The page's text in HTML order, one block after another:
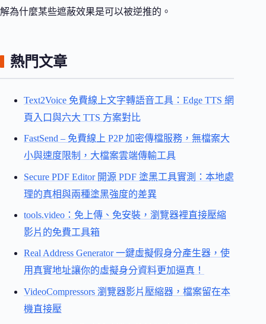
解為什麼某些遮蔽效果是可以被逆推的。
熱門文章
Text2Voice 免費線上文字轉語音工具：Edge TTS 網
頁入口與六大 TTS 方案對比
FastSend – 免費線上 P2P 加密傳檔服務，無檔案大
小與速度限制，大檔案雲端傳輸工具
Secure PDF Editor 開源 PDF 塗黑工具實測：本地處
理的真相與兩種塗黑強度的差異
tools.video：免上傳、免安裝，瀏覽器裡直接壓縮
影片的免費工具箱
Real Address Generator 一鍵虛擬假身分產生器，使
用真實地址讓你的虛擬身分資料更加逼真！
VideoCompressors 瀏覽器影片壓縮器，檔案留在本
機直接壓